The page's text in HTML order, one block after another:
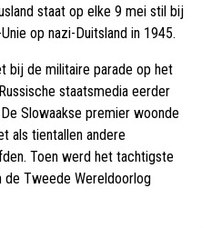
staat op elke 9 mei stil bij
op nazi-Duitsland in 1945.
bij de militaire parade op het
staatsmedia eerder
Slowaakse premier woonde
als tientallen andere
Toen werd het tachtigste
de Tweede Wereldoorlog